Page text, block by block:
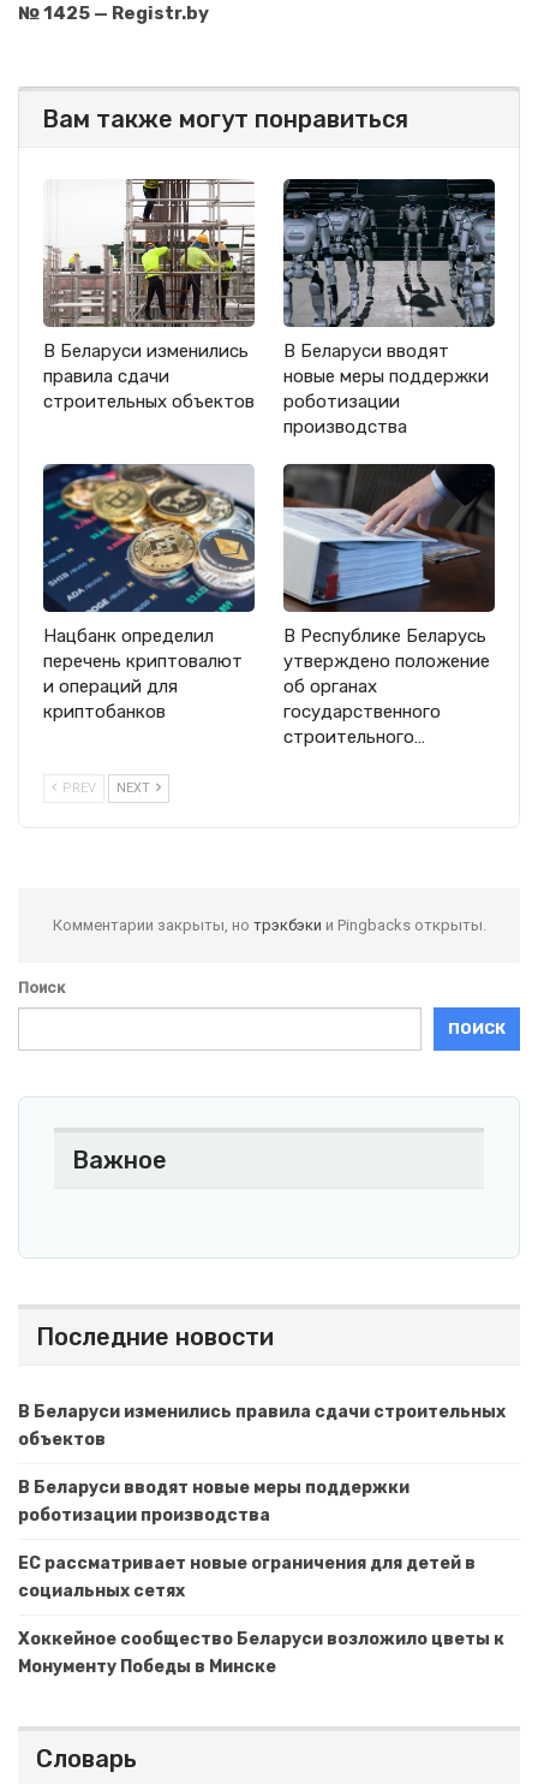
№ 1425 — Registr.by
Вам также могут понравиться
В Беларуси изменились
правила сдачи
строительных объектов
В Беларуси вводят
новые меры поддержки
роботизации
производства
Нацбанк определил
перечень криптовалют
и операций для
криптобанков
В Республике Беларусь
утверждено положение
об органах
государственного
строительного…
PREV NEXT
Комментарии закрыты, но трэкбэки и Pingbacks открыты.
Поиск
ПОИСК
Важное
Последние новости
В Беларуси изменились правила сдачи строительных
объектов
В Беларуси вводят новые меры поддержки
роботизации производства
ЕС рассматривает новые ограничения для детей в
социальных сетях
Хоккейное сообщество Беларуси возложило цветы к
Монументу Победы в Минске
Словарь